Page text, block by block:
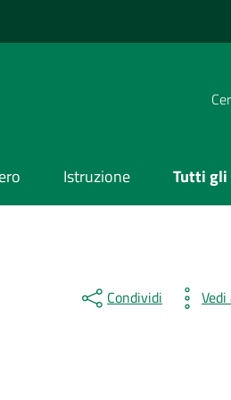
Istruzione Tutti gli
Condividi